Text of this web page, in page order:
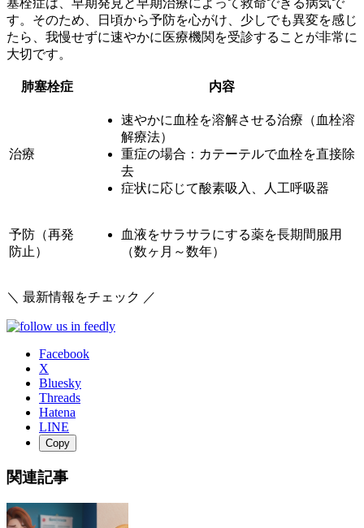
す。そのため、日頃から予防を心がけ、少しでも異変を感じ
たら、我慢せずに速やかに医療機関を受診することが非常に
大切です。
肺塞栓症 内容
治療
速やかに血栓を溶解させる治療（血栓溶
解療法）
重症の場合：カテーテルで血栓を直接除
去
症状に応じて酸素吸入、人工呼吸器
予防（再発
防止）
血液をサラサラにする薬を長期間服用
（数ヶ月～数年）
＼ 最新情報をチェック ／
Facebook
X
Bluesky
Threads
Hatena
LINE
Copy
関連記事